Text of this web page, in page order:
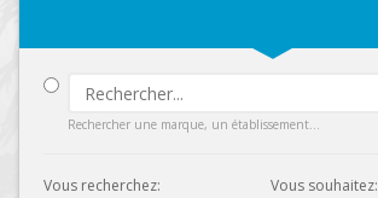
Rechercher une marque, un établissement...
Vous recherchez:
Vous souhaitez: